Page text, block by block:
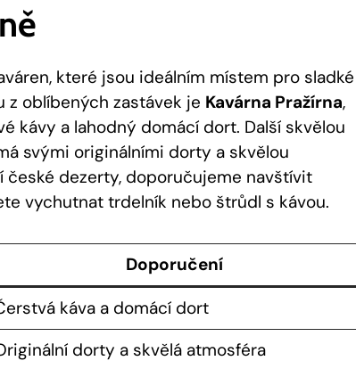
které jsou ideálním místem pro sladké
z oblíbených zastávek je Kavárna Pražírna,
kávy a lahodný domácí dort. Další skvělou
svými originálními dorty a skvělou
dezerty, doporučujeme navštívit
vychutnat trdelník nebo štrůdl s kávou.
Doporučení
káva a domácí dort
dorty a skvělá atmosféra